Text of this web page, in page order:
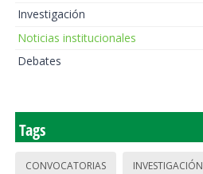
Investigación
Noticias institucionales
Debates
Tags
CONVOCATORIAS INVESTIGACIÓN